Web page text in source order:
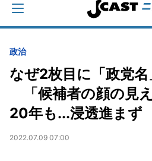
政治
なぜ2枚目に「政党名
「候補者の顔の見
20年も...浸透進まず
2022.07.09 07:00